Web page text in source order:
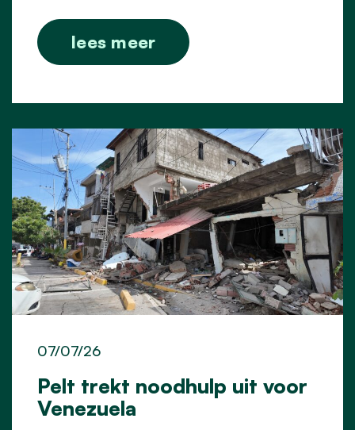
lees meer
Pelt trekt noodhulp uit voor
Venezuela
07/07/26